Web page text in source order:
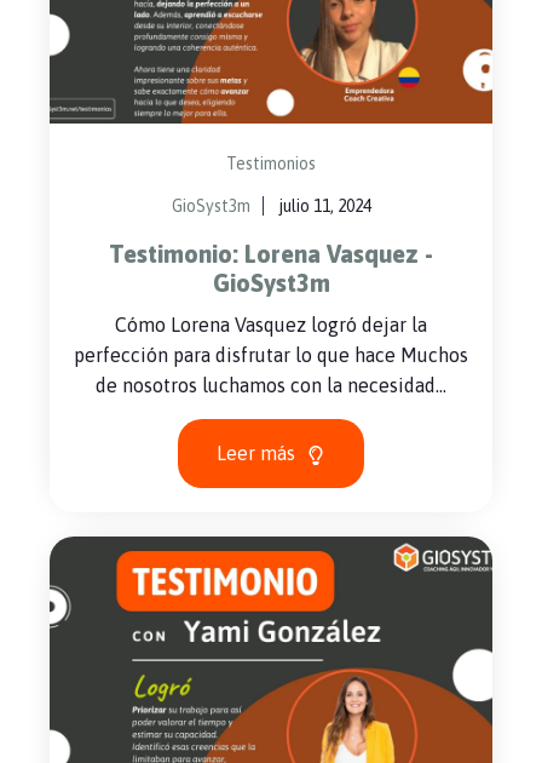
Testimonios
GioSyst3m julio 11, 2024
Testimonio: Lorena Vasquez -
GioSyst3m
Cómo Lorena Vasquez logró dejar la
perfección para disfrutar lo que hace Muchos
de nosotros luchamos con la necesidad...
Leer más